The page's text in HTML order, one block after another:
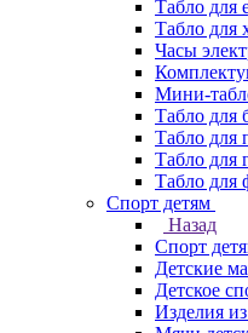
Табло для
Табло для
Часы
Мини-
Табло для
Табло для
Табло для
Табло для
Спорт детям
Назад
Спорт
Детские
Детское
Изделия